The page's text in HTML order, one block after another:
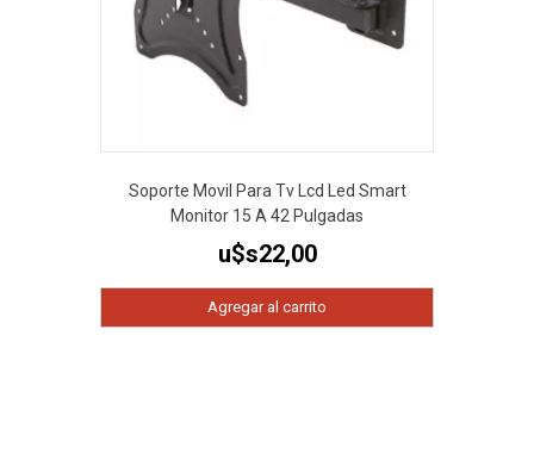
Soporte Movil Para Tv Lcd Led Smart
Monitor 15 A 42 Pulgadas
u$s22,00
Agregar al carrito